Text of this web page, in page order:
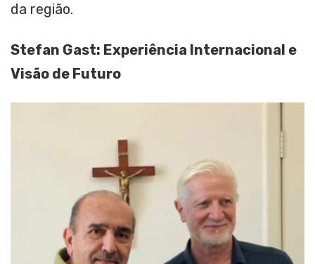
da região.
Stefan Gast: Experiência Internacional e
Visão de Futuro